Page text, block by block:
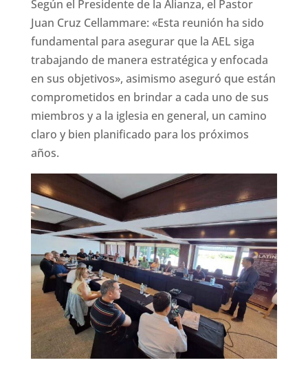
Según el Presidente de la Alianza, el Pastor
Juan Cruz Cellammare: «Esta reunión ha sido
fundamental para asegurar que la AEL siga
trabajando de manera estratégica y enfocada
en sus objetivos», asimismo aseguró que están
comprometidos en brindar a cada uno de sus
miembros y a la iglesia en general, un camino
claro y bien planificado para los próximos
años.